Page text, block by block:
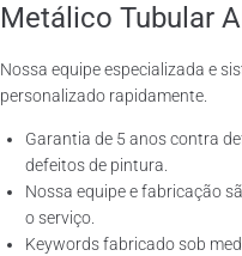
Metálico Tubular
Nossa equipe especializada e
personalizado rapidamente.
Garantia de 5 anos contra
defeitos de pintura.
Nossa equipe e fabricação
o serviço.
Keywords fabricado sob